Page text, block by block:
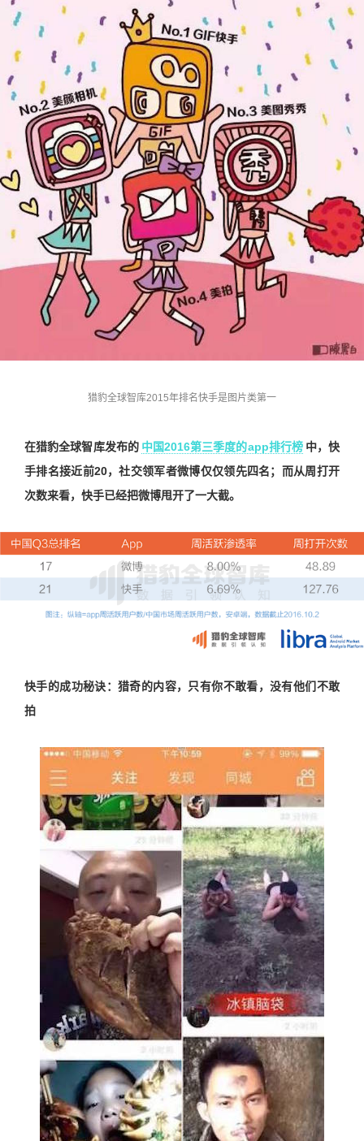
猎豹全球智库2015年排名快手是图片类第一
在猎豹全球智库发布的 中国2016第三季度的app排行榜 中，快
手排名接近前20，社交领军者微博仅仅领先四名；而从周打开
次数来看，快手已经把微博甩开了一大截。
快手的成功秘诀：猎奇的内容，只有你不敢看，没有他们不敢
拍